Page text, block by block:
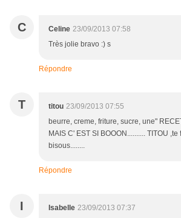
C Celine 23/09/2013 07:58
Très jolie bravo :) s
Répondre
T titou 23/09/2013 07:55
beurre, creme, friture, sucre, une"
MAIS C' EST SI BOOON.......... TITOU
bisous........
Répondre
I Isabelle 23/09/2013 07:37